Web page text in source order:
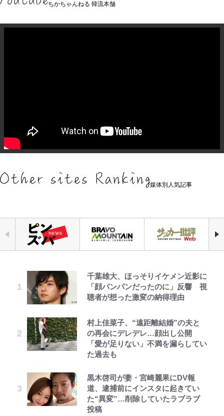
ちかちゃんねる 韓流本舗
媒体別人気記事
千葉雄大、ほっそりイケメン近影に
「顔パンパンだったのに」反響 視
聴者が想った激変の納得理由
村上佳菜子、“遠距離結婚”の夫と
の再会にデレデレ…顔出し公開
「愛が足りない」不満を漏らしてい
た過去も
黒木啓司が妻・宮崎麗果にDV報
道、逮捕前にインスタに起きてい
た“異変”…削除していたラブラブ
投稿
荒々しい「火山帯」の一端にいるこ
とを体感！ 登頂約10分でも大迫力
「吾妻小富士」火口を1周する「1
ポ【福島県福島市】
【知ってる？「日本本土四極踏破証
明書」】広島から本州4島の最南端
外な結果！「車中泊レポート」
【キャンプ自己啓発】増えすぎたギ
アを棚卸し！ “ウルトラライト” 目
｢なんじゃこりゃあああ！｣本田圭
佑の古巣ミラン、漆黒×蛍光レッド
の超絶クールな新サードユニに世界
ゃかっけえわ｣
｢知念さんを煽ってたのと同じ
人？｣鹿島・鈴木優磨、大逆転勝利
話題！｢試合中とのギャップw｣｢礼
儀正しいイケメンやな」
｢あざとナンバーワン！｣鎌田大地
「自分の絵ごと、このジャンルはそ
ろそろ終わりかな」江口寿史が炎上
を経て樋口毅宏に語ったこと
映画『ちいかわ』入場者特典「第２
弾」がスタート！まさかの人気アイ
テムに称賛続々「豪華すぎる！」
『この素晴らしい世界に祝福を！』
10万針以上の密度で再現された“め
ぐみん刺繍ワークシャツ”にファン
も感動
錦織一清の写真集はなぜ私服なの
か…高級ブランドをやめ等身大の自
分を表現する現在「ちゃんとおじい
「のりの芝居は観たいと」藤原紀香
が明かす夫・片岡愛之助との関係
性…互いに一番のお客さんで刺激を
藤原紀香が23年間続けるボランテ
ィア活動の原動力は…「偽善者だ」
との声も跳ね返す“誰かの役に立ち
空の轍と大地の雲と 第1回
第3回 出版までの道のり・その2
著
えびめしの流儀
でっかい男になりたいゾ
公式-おっさん底辺治癒士と愛娘の
辺境ライフ ~中年男が回復スキルに
覚醒して、英雄へ成り上がる~ 第82
公式-ヒロインが来る前に妊娠しま
した~詰んだはずの悪役令嬢です
が、どうやら違うようです~ 第1話
公式-聖女じゃないと追放されたの
で、もふもふ従者(聖獣)とおにぎり
を握る 第53話(1)